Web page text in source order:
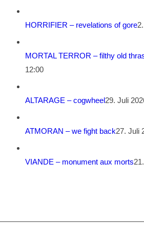
HORRIFIER – revelations of gore
MORTAL TERROR – filthy old
12:00
ALTARAGE – cogwheel29. Juli
ATMORAN – we fight back27. Juli
VIANDE – monument aux morts